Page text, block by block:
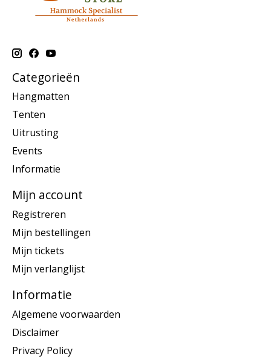
Categorieën
Hangmatten
Tenten
Uitrusting
Events
Informatie
Mijn account
Registreren
Mijn bestellingen
Mijn tickets
Mijn verlanglijst
Informatie
Algemene voorwaarden
Disclaimer
Privacy Policy